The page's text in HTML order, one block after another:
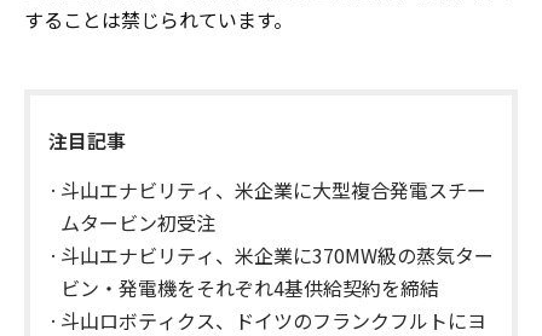
することは禁じられています。
注目記事
斗山エナビリティ、米企業に大型複合発電スチー
ムタービン初受注
斗山エナビリティ、米企業に370MW級の蒸気ター
ビン・発電機をそれぞれ4基供給契約を締結
斗山ロボティクス、ドイツのフランクフルトにヨ